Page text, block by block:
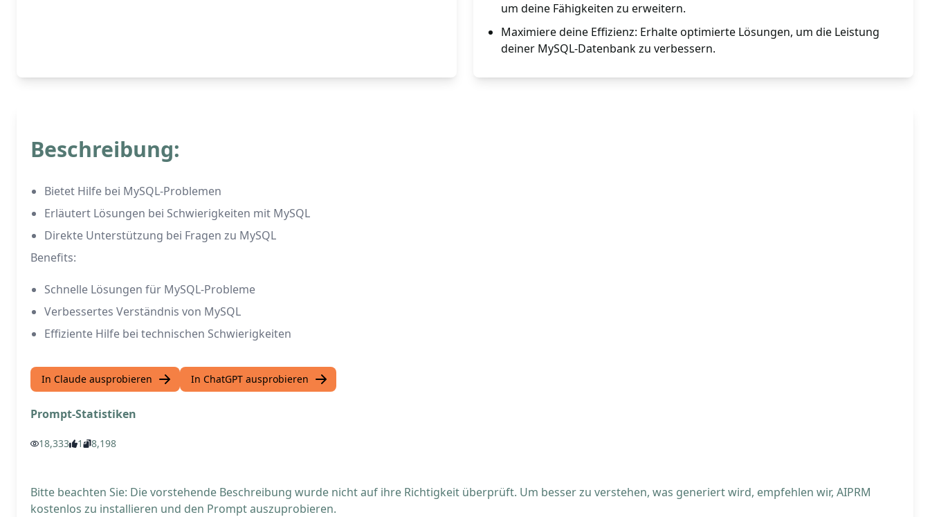
um deine Fähigkeiten zu erweitern.
Maximiere deine Effizienz: Erhalte optimierte Lösungen, um die Leistung
deiner MySQL-Datenbank zu verbessern.
Beschreibung:
Bietet Hilfe bei MySQL-Problemen
Erläutert Lösungen bei Schwierigkeiten mit MySQL
Direkte Unterstützung bei Fragen zu MySQL
Benefits:
Schnelle Lösungen für MySQL-Probleme
Verbessertes Verständnis von MySQL
Effiziente Hilfe bei technischen Schwierigkeiten
In Claude ausprobieren In ChatGPT ausprobieren
Prompt-Statistiken
18,333 1 8,198
Bitte beachten Sie: Die vorstehende Beschreibung wurde nicht auf ihre Richtigkeit überprüft. Um besser zu verstehen, was generiert wird, empfehlen wir, AIPRM
kostenlos zu installieren und den Prompt auszuprobieren.